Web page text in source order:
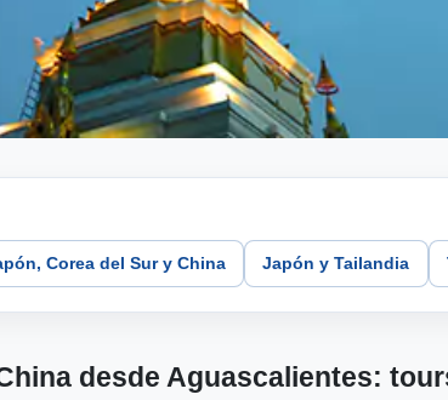
Corea del Sur y China Japón y Tailandia
desde Aguascalientes: